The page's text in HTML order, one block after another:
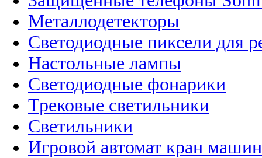
Металлодетекторы
Светодиодные пиксели для
Настольные лампы
Светодиодные фонарики
Трековые светильники
Светильники
Игровой автомат кран